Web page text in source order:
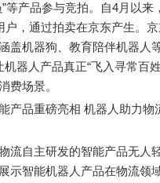
等产品参与竞拍。自4月以来
户，通过拍卖在京东产生。
盖机器狗、教育陪伴机器人
器人产品真正“飞入寻常百
费场景。
品重磅亮相 机器人助力物
自主研发的智能产品无人轻
示智能机器人产品在物流领